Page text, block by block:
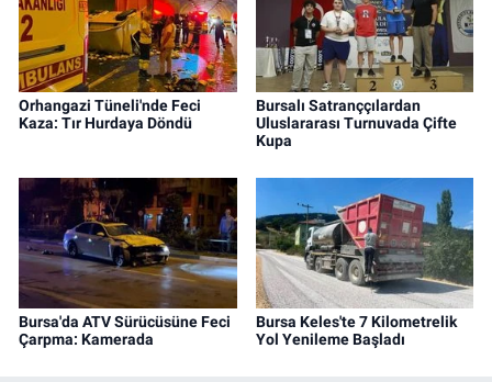
Orhangazi Tüneli'nde Feci
Kaza: Tır Hurdaya Döndü
Bursalı Satranççılardan
Uluslararası Turnuvada Çifte
Kupa
Bursa'da ATV Sürücüsüne Feci
Çarpma: Kamerada
Bursa Keles'te 7 Kilometrelik
Yol Yenileme Başladı